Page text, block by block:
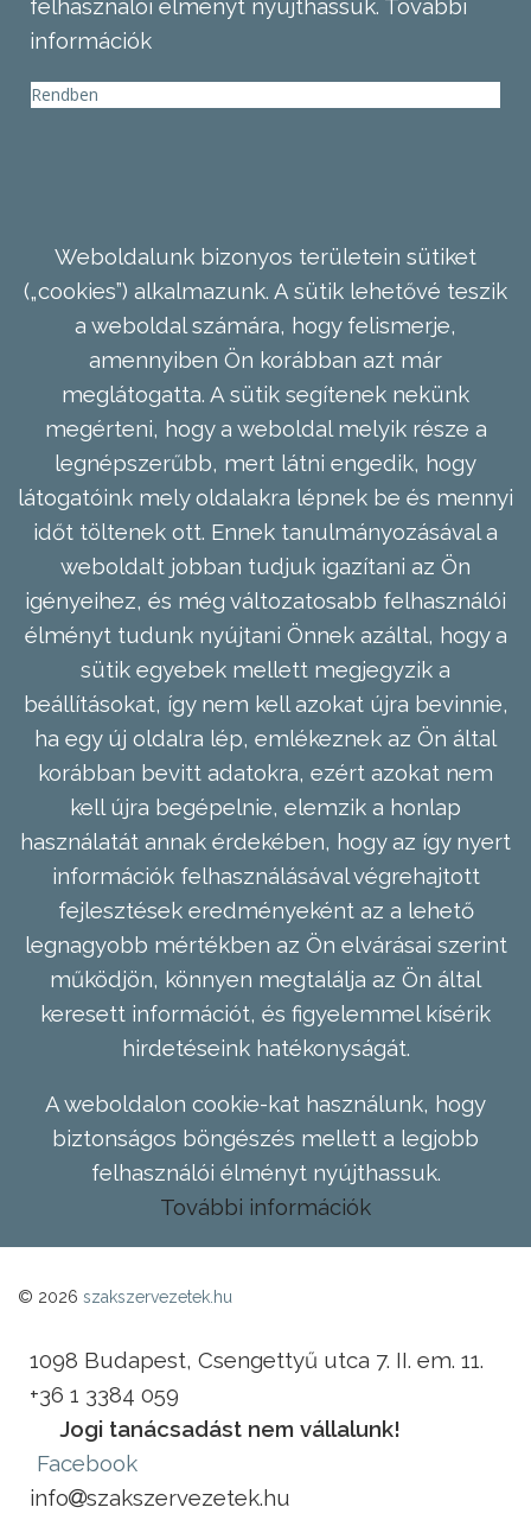
felhasználói élményt nyújthassuk. További
információk
Rendben
Weboldalunk bizonyos területein sütiket
(„cookies”) alkalmazunk. A sütik lehetővé teszik
a weboldal számára, hogy felismerje,
amennyiben Ön korábban azt már
meglátogatta. A sütik segítenek nekünk
megérteni, hogy a weboldal melyik része a
legnépszerűbb, mert látni engedik, hogy
látogatóink mely oldalakra lépnek be és mennyi
időt töltenek ott. Ennek tanulmányozásával a
weboldalt jobban tudjuk igazítani az Ön
igényeihez, és még változatosabb felhasználói
élményt tudunk nyújtani Önnek azáltal, hogy a
sütik egyebek mellett megjegyzik a
beállításokat, így nem kell azokat újra bevinnie,
ha egy új oldalra lép, emlékeznek az Ön által
korábban bevitt adatokra, ezért azokat nem
kell újra begépelnie, elemzik a honlap
használatát annak érdekében, hogy az így nyert
információk felhasználásával végrehajtott
fejlesztések eredményeként az a lehető
legnagyobb mértékben az Ön elvárásai szerint
működjön, könnyen megtalálja az Ön által
keresett információt, és figyelemmel kísérik
hirdetéseink hatékonyságát.
A weboldalon cookie-kat használunk, hogy
biztonságos böngészés mellett a legjobb
felhasználói élményt nyújthassuk.
További információk
© 2026 szakszervezetek.hu
1098 Budapest, Csengettyű utca 7. II. em. 11.
+36 1 3384 059
Jogi tanácsadást nem vállalunk!
Facebook
info
szakszervezetek.hu